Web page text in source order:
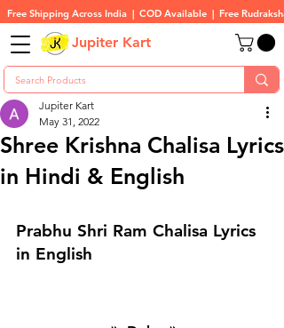
Free Shipping Across India  |  COD Available  |  Free
Jupiter Kart
Shree Krishna Chalisa Lyrics
in Hindi & English
Jupiter Kart
May 31, 2022
Prabhu Shri Ram Chalisa Lyrics
in English